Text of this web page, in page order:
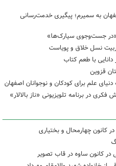
به سمیرم؛ پیگیری خدمت‌رسانی
جست‌وجوی سیارک‌ها»
نسل خلاق و پویاست
با طعم کتاب
قزوین
دنیای علم برای کودکان و نوجوانان اصفهان
در برنامه تلویزیونی «ناز بالالار»
کانون چهارمحال و بختیاری
در کانون ساوه در قاب تصویر